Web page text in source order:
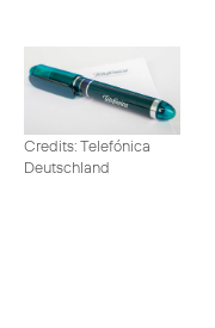
Credits: Telefónica
Deutschland